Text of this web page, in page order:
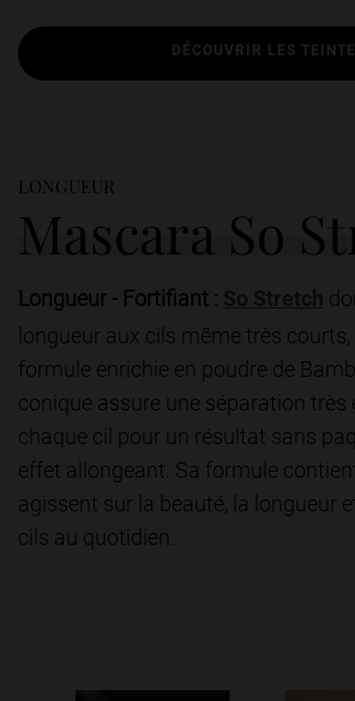
DÉCOUVRIR LES
LONGUEUR
Mascara So
Longueur - Fortifiant :
longueur aux cils même très courts,
formule enrichie en poudre de
conique assure une séparation très
chaque cil pour un résultat sans
effet allongeant. Sa formule
agissent sur la beauté, la longueur
cils au quotidien.